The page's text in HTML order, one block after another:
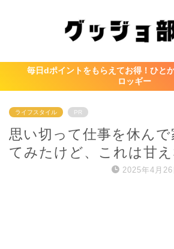
毎日dポイントをもらえてお得！ひと
ロッギー
ライフスタイル PR
思い切って仕事を休んで
てみたけど、これは甘え
2025年4月26